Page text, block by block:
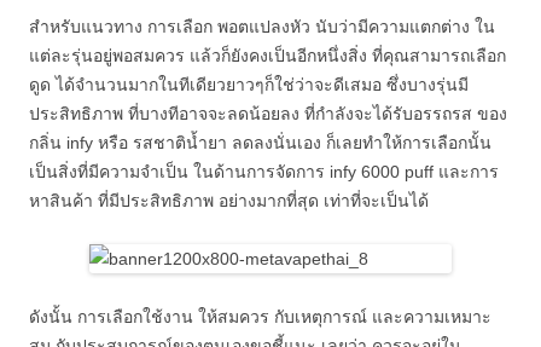
สำหรับแนวทาง การเลือก พอตแปลงหัว นับว่ามีความแตกต่าง ใน
แต่ละรุ่นอยู่พอสมควร แล้วก็ยังคงเป็นอีกหนึ่งสิ่ง ที่คุณสามารถเลือก
ดูด ได้จำนวนมากในทีเดียวยาวๆก็ใช่ว่าจะดีเสมอ ซึ่งบางรุ่นมี
ประสิทธิภาพ ที่บางทีอาจจะลดน้อยลง ที่กำลังจะได้รับอรรถรส ของ
กลิ่น infy หรือ รสชาติน้ำยา ลดลงนั่นเอง ก็เลยทำให้การเลือกนั้น
เป็นสิ่งที่มีความจำเป็น ในด้านการจัดการ infy 6000 puff และการ
หาสินค้า ที่มีประสิทธิภาพ อย่างมากที่สุด เท่าที่จะเป็นได้
ดังนั้น การเลือกใช้งาน ให้สมควร กับเหตุการณ์ และความเหมาะ